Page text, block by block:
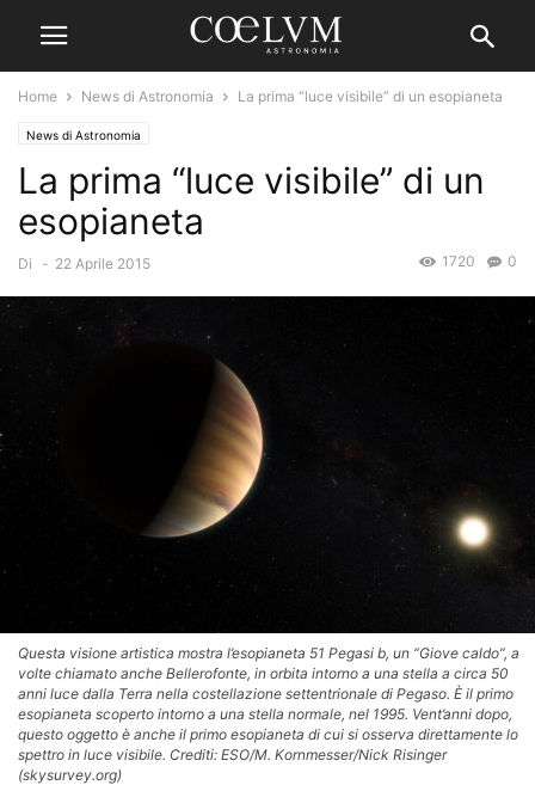
Home News di Astronomia La prima “luce visibile” di un esopianeta
News di Astronomia
La prima “luce visibile” di un
esopianeta
Di - 22 Aprile 2015 0
1720
Questa visione artistica mostra l’esopianeta 51 Pegasi b, un “Giove caldo”, a
volte chiamato anche Bellerofonte, in orbita intorno a una stella a circa 50
anni luce dalla Terra nella costellazione settentrionale di Pegaso. È il primo
esopianeta scoperto intorno a una stella normale, nel 1995. Vent’anni dopo,
questo oggetto è anche il primo esopianeta di cui si osserva direttamente lo
spettro in luce visibile. Crediti: ESO/M. Kornmesser/Nick Risinger
(skysurvey.org)